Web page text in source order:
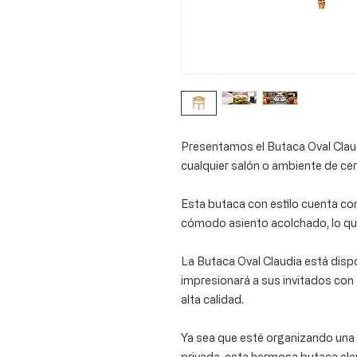
Presentamos el Butaca Oval
cualquier salón o ambiente de
Esta butaca con estilo cuenta
cómodo asiento acolchado, lo
La Butaca Oval Claudia está
impresionará a sus invitados
alta calidad.
Ya sea que esté organizando